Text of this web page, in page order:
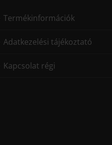
Termékinformációk
Adatkezelési tájékoztató
Kapcsolat régi